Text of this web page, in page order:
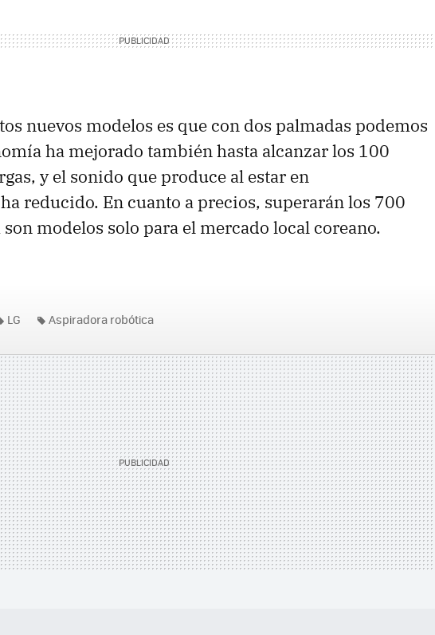
nuevos modelos es que con dos palmadas podemos
ha mejorado también hasta alcanzar los 100
y el sonido que produce al estar en
reducido. En cuanto a precios, superarán los 700
modelos solo para el mercado local coreano.
LG Aspiradora robótica